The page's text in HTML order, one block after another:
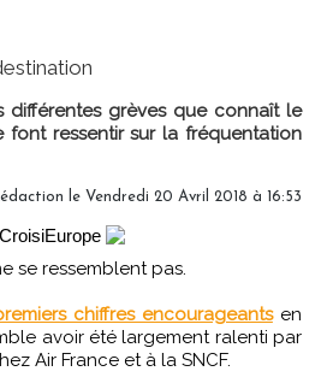
différentes grèves que connaît le
font ressentir sur la fréquentation
le Vendredi 20 Avril 2018 à 16:53
se ressemblent pas.
chiffres encourageantsen
avoir été largement ralenti par
Air France et à la SNCF.